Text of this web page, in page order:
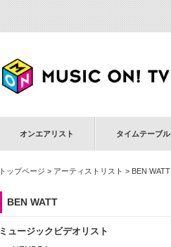
オンエアリスト タイムテーブル
トップページ > アーティストリスト > BEN WATT
BEN WATT
ミュージックビデオリスト